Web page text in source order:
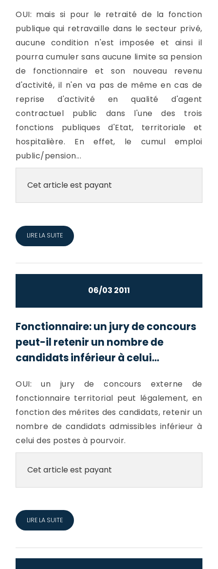
OUI: mais si pour le retraité de la fonction
publique qui retravaille dans le secteur privé,
aucune condition n'est imposée et ainsi il
pourra cumuler sans aucune limite sa pension
de fonctionnaire et son nouveau revenu
d'activité, il n'en va pas de même en cas de
reprise d'activité en qualité d'agent
contractuel public dans l'une des trois
fonctions publiques d'Etat, territoriale et
hospitalière. En effet, le cumul emploi
public/pension...
Cet article est payant
LIRE LA SUITE
06/03 2011
Fonctionnaire: un jury de concours
peut-il retenir un nombre de
candidats inférieur à celui...
OUI: un jury de concours externe de
fonctionnaire territorial peut légalement, en
fonction des mérites des candidats, retenir un
nombre de candidats admissibles inférieur à
celui des postes à pourvoir.
Cet article est payant
LIRE LA SUITE